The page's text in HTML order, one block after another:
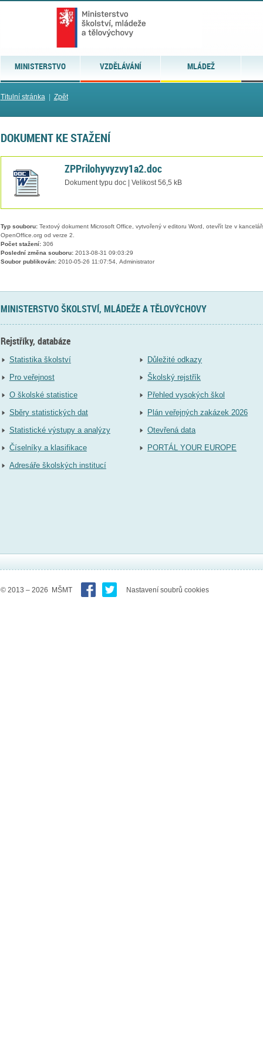
MINISTERSTVO VZDĚLÁVÁNÍ MLÁDEŽ
Titulní stránka| Zpět
DOKUMENT KE STAŽENÍ
ZPPrilohyvyzvy1a2.doc
Dokument typu doc | Velikost 56,5 kB
Typ souboru:Textový dokument Microsoft Office, vytvořený v editoru Word, otevřít lze v
OpenOffice.org od verze 2.
Počet stažení:306
Poslední změna souboru:2013-08-31 09:03:29
Soubor publikován:2010-05-26 11:07:54, Administrator
MINISTERSTVO ŠKOLSTVÍ, MLÁDEŽE A TĚLOVÝCHOVY
Rejstříky, databáze
Statistika školství
Pro veřejnost
O školské statistice
Sběry statistických dat
Statistické výstupy a analýzy
Číselníky a klasifikace
Adresáře školských institucí
Důležité odkazy
Školský rejstřík
Přehled vysokých škol
Plán veřejných zakázek 2026
Otevřená data
PORTÁL YOUR EUROPE
© 2013 – 2026 MŠMT Nastavení soubrů cookies